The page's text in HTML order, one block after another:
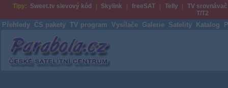
Tipy: Sweet.tv slevový kód Skylink freeSAT Telly
TV srovnávač
T/T2
Přehledy ČS pakety TV program Vysílače Galerie Satelity Katalog
Parabola.cz